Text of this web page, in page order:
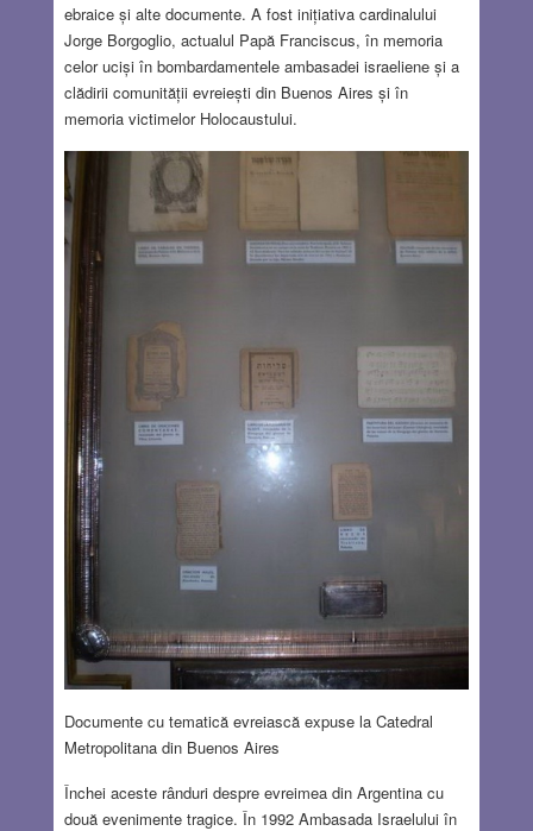
ebraice și alte documente. A fost inițiativa cardinalului
Jorge Borgoglio, actualul Papă Franciscus, în memoria
celor uciși în bombardamentele ambasadei israeliene și a
clădirii comunității evreiești din Buenos Aires și în
memoria victimelor Holocaustului.
Documente cu tematică evreiască expuse la Catedral
Metropolitana din Buenos Aires
Închei aceste rânduri despre evreimea din Argentina cu
două evenimente tragice. În 1992 Ambasada Israelului în